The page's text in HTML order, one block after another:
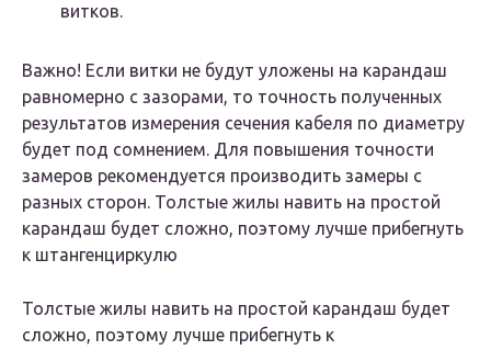
витков.
Важно! Если витки не будут уложены на карандаш
равномерно с зазорами, то точность полученных
результатов измерения сечения кабеля по диаметру
будет под сомнением. Для повышения точности
замеров рекомендуется производить замеры с
разных сторон. Толстые жилы навить на простой
карандаш будет сложно, поэтому лучше прибегнуть
к штангенциркулю
Толстые жилы навить на простой карандаш будет
сложно, поэтому лучше прибегнуть к